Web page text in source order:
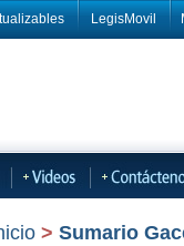
LegisMovil
> Sumario